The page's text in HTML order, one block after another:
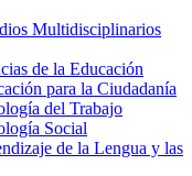
Multidisciplinarios
de la Educación
para la Ciudadanía
del Trabajo
Social
de la Lengua y las